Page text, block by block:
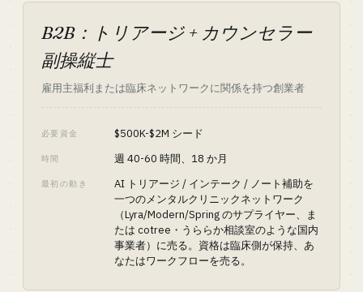
B2B：トリアージ + カウンセラー
副操縦士
雇用主福利または臨床ネットワークに関係を持つ創業者
必要資金 $500K-$2M シード
時間 週 40-60 時間、18 か月
最初の動き
AI トリアージ / インテーク / ノート補助を
一つのメンタルクリニックネットワーク
（Lyra/Modern/Spring のサプライヤー、ま
たは cotree・うららか相談室のような国内
事業者）に売る。資格は臨床側が保持、あ
なたはワークフローを売る。